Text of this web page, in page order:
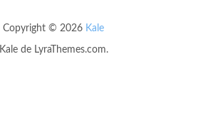
Copyright © 2026 Kale
Kalede LyraThemes.com.